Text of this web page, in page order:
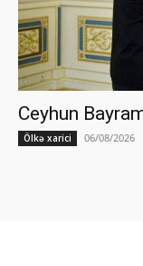
Ceyhun
Ölkə xarici 06/08/2026